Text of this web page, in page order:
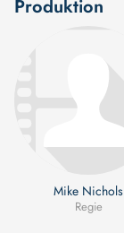
Produktion
Mike Nichols
Regie